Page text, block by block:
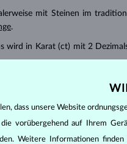
mit Steinen im
.
wird in Karat (ct) mit 2
warmes Seifenwasser und
dass unsere Website
vorübergehend auf Ihrem
Weitere Informationen